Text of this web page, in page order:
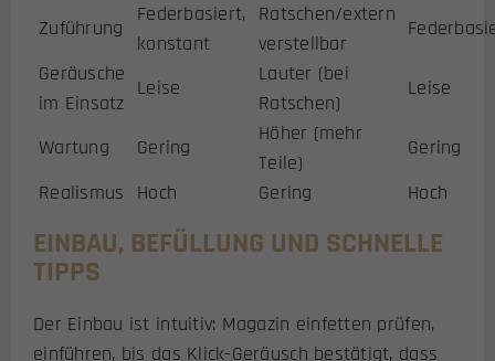
Zuführung
Federbasiert,
konstant
Ratschen/extern
verstellbar
Geräusche
im Einsatz
Leise
Lauter (bei
Ratschen)
Leise
Wartung Gering
Höher (mehr
Teile)
Gering
Realismus
Hoch Gering Hoch
EINBAU, BEFÜLLUNG UND SCHNELLE
TIPPS
Der Einbau ist intuitiv: Magazin einfetten prüfen,
einführen, bis das Klick-Geräusch bestätigt, dass